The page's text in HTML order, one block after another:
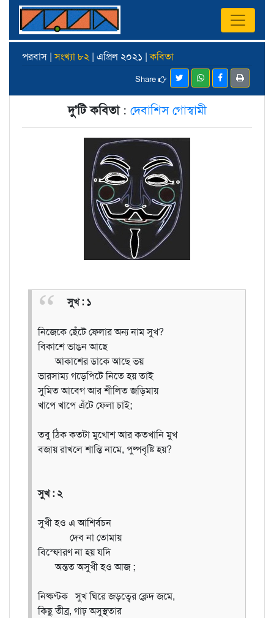
পরবাস |সংখ্যা ৮২ | এপ্রিল ২০২১ |কবিতা
Share
দু'টি কবিতা: দেবাশিস গোস্বামী
সুখ : ১
নিজেকে ছেঁটে ফেলার অন্য নাম সুখ?
বিকাশে ভাঙন আছে
আকাশের ডাকে আছে ভয়
ভারসাম্য গড়েপিটে নিতে হয় তাই
সুমিত আবেগ আর শীলিত জড়িমায়
খাপে খাপে এঁটে ফেলা চাই;
তবু ঠিক কতটা মুখোশ আর কতখানি মুখ
বজায় রাখলে শান্তি নামে, পুষ্পবৃষ্টি হয়?
সুখ : ২
সুখী হও এ আশির্বচন
দেব না তোমায়
বিস্ফোরণ না হয় যদি
অন্তত অসুখী হও আজ ;
নিষ্কণ্টক সুখ ঘিরে জড়ত্বের ক্লেদ জমে,
কিছু তীব্র, গাঢ় অসুস্থতার